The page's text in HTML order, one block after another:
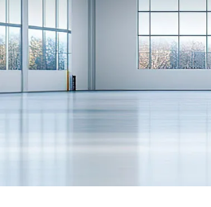
Cámaras térmicas
Cámaras de espray de sal
Probador de intemperie UV
Cámara de prueba de polvo